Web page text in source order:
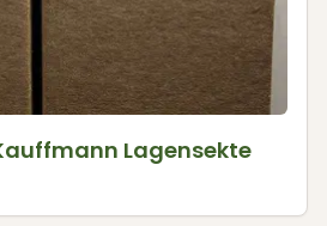
Lagensekte